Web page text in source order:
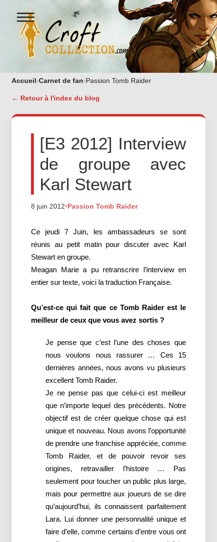
Figurines Lara Croft et
Ouvrir
le
menu
Accueil›Carnet de fan›Passion Tomb Raider
← Retour à l'index du blog
[E3 2012] Interview
de groupe avec
Karl Stewart
8 juin 2012•Passion Tomb Raider
Ce jeudi 7 Juin, les ambassadeurs se sont
réunis au petit matin pour discuter avec Karl
Stewart en groupe.
Meagan Marie a pu retranscrire l’interview en
entier sur texte, voici la traduction Française.
Qu’est-ce qui fait que ce Tomb Raider est le
meilleur de ceux que vous avez sortis ?
Je pense que c’est l’une des choses que
nous voulons nous rassurer … Ces 15
dernières années, nous avons vu plusieurs
excellent Tomb Raider.
Je ne pense pas que celui-ci est meilleur
que n’importe lequel des précédents. Notre
objectif est de créer quelque chose qui est
unique et nouveau. Nous avons l’opportunité
de prendre une franchise appréciée, comme
Tomb Raider, et de pouvoir revoir ses
origines, retravailler l’histoire … Pas
seulement pour toucher un public plus large,
mais pour permettre aux joueurs de se dire
qu’aujourd’hui, ils connaissent parfaitement
Lara. Lui donner une personnalité unique et
faire d’elle, comme certains d’entre vous ont